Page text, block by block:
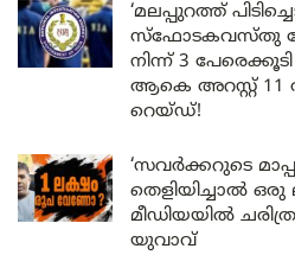
‘മലപ്പുറത്ത്
സ്ഫോടകവസ്തു
നിന്ന് 3
ആകെ അറസ്റ്റ് 11
റെയ്ഡ്!
‘സവർക്കറുടെ
തെളിയിച്ചാൽ
മീഡിയയിൽ
യുവാവ്